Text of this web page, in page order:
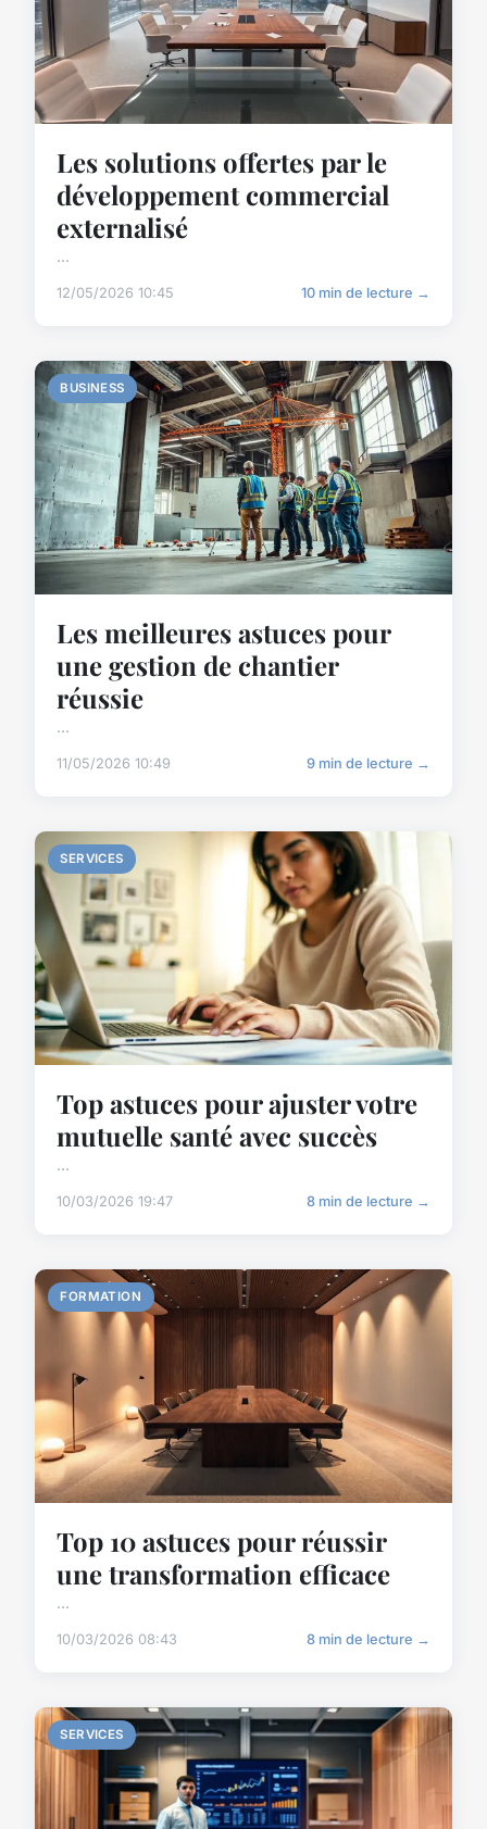
Les solutions offertes par le
développement commercial
externalisé
...
12/05/2026 10:45 10 min de lecture →
BUSINESS
Les meilleures astuces pour
une gestion de chantier
réussie
...
11/05/2026 10:49 9 min de lecture →
SERVICES
Top astuces pour ajuster votre
mutuelle santé avec succès
...
10/03/2026 19:47 8 min de lecture →
FORMATION
Top 10 astuces pour réussir
une transformation efficace
...
10/03/2026 08:43 8 min de lecture →
SERVICES